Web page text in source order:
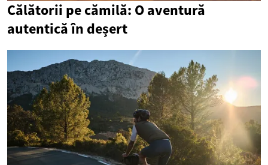
Călătorii pe cămilă: O aventură
autentică în deșert